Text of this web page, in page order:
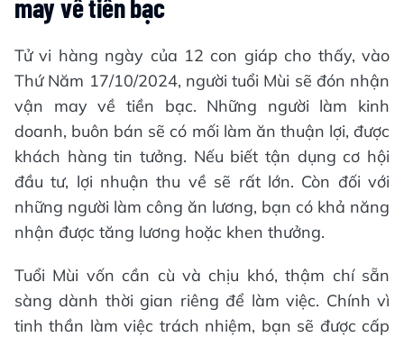
may về tiền bạc
Tử vi hàng ngày của 12 con giáp cho thấy, vào
Thứ Năm 17/10/2024, người tuổi Mùi sẽ đón nhận
vận may về tiền bạc. Những người làm kinh
doanh, buôn bán sẽ có mối làm ăn thuận lợi, được
khách hàng tin tưởng. Nếu biết tận dụng cơ hội
đầu tư, lợi nhuận thu về sẽ rất lớn. Còn đối với
những người làm công ăn lương, bạn có khả năng
nhận được tăng lương hoặc khen thưởng.
Tuổi Mùi vốn cần cù và chịu khó, thậm chí sẵn
sàng dành thời gian riêng để làm việc. Chính vì
tinh thần làm việc trách nhiệm, bạn sẽ được cấp